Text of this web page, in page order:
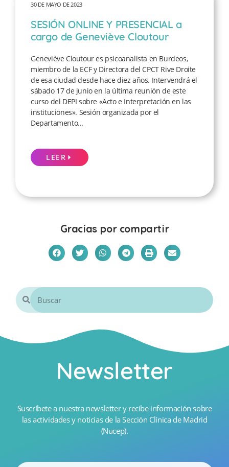
30 DE MAYO DE 2023
SESIÓN ONLINE Y PRESENCIAL a
cargo de Geneviève Cloutour
Geneviève Cloutour es psicoanalista en Burdeos,
miembro de la ECF y Directora del CPCT Rive Droite
de esa ciudad desde hace diez años. Intervendrá el
sábado 17 de junio en la última reunión de este
curso del DEPI sobre «Acto e Interpretación en las
instituciones». Sesión organizada por el
Departamento...
LEER
Gracias por compartir
Newsletter
Suscríbete a nuestra newsletter y recibe información sobre
las actividades y noticias de la Sección Clínica de Madrid
(Nucep).